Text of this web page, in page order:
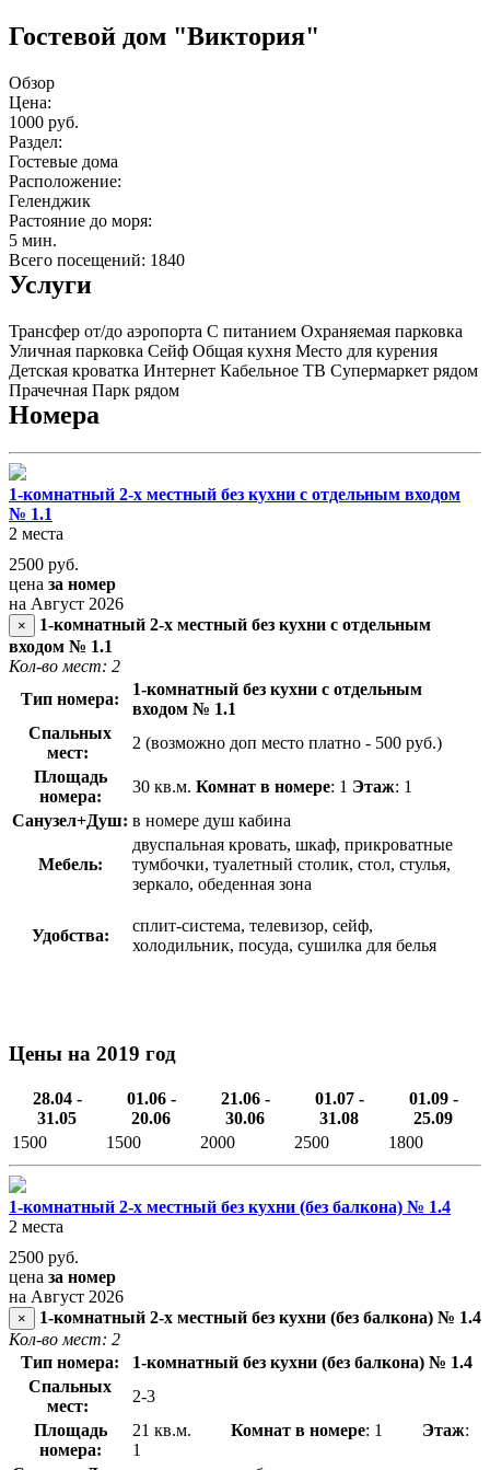
Гостевой дом "Виктория"
Обзор
Цена:
1000 руб.
Раздел:
Гостевые дома
Расположение:
Геленджик
Растояние до моря:
5 мин.
Всего посещений: 1840
Услуги
Трансфер от/до аэропорта С питанием Охраняемая парковка
Уличная парковка Сейф Общая кухня Место для курения
Детская кроватка Интернет Кабельное ТВ Супермаркет рядом
Прачечная Парк рядом
Номера
1-комнатный 2-х местный без кухни с отдельным входом
№ 1.1
2 места
2500 руб.
цена за номер
на Август 2026
×
1-комнатный 2-х местный без кухни с отдельным
входом № 1.1
Кол-во мест: 2
Тип номера:
1-комнатный без кухни с отдельным
входом № 1.1
Спальных
мест:
2 (возможно доп место платно - 500 руб.)
Площадь
номера:
30 кв.м. Комнат в номере: 1 Этаж: 1
Санузел+Душ: в номере душ кабина
Мебель:
двуспальная кровать, шкаф, прикроватные
тумбочки, туалетный столик, стол, стулья,
зеркало, обеденная зона
Удобства:
сплит-система, телевизор, сейф,
холодильник, посуда, сушилка для белья
Цены на 2019 год
28.04 -
31.05
01.06 -
20.06
21.06 -
30.06
01.07 -
31.08
01.09 -
25.09
1500
1500 2000 2500 1800
1-комнатный 2-х местный без кухни (без балкона) № 1.4
2 места
2500 руб.
цена за номер
на Август 2026
×
1-комнатный 2-х местный без кухни (без балкона) № 1.4
Кол-во мест: 2
Тип номера:
1-комнатный без кухни (без балкона) № 1.4
Спальных
мест:
2-3
Площадь
номера:
21 кв.м. Комнат в номере: 1 Этаж:
1